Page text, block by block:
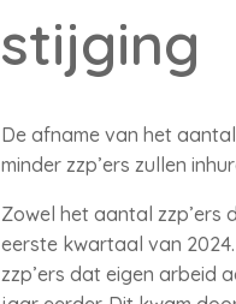
stijging
De afname van het
minder zzp’ers zullen
Zowel het aantal
eerste kwartaal van
zzp’ers dat eigen arbeid